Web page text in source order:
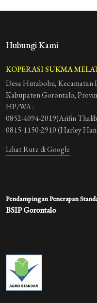
Hubungi Kami
KOPERASI SUKMA
Desa Hutabohu, Kecamatan
Kabupaten Gorontalo,
HP/WA :
0852-4094-2019(Arifin
0815-1150-2910 (Harley
Lihat Rute di Google
Pendampingan Penerapan
BSIP Gorontalo